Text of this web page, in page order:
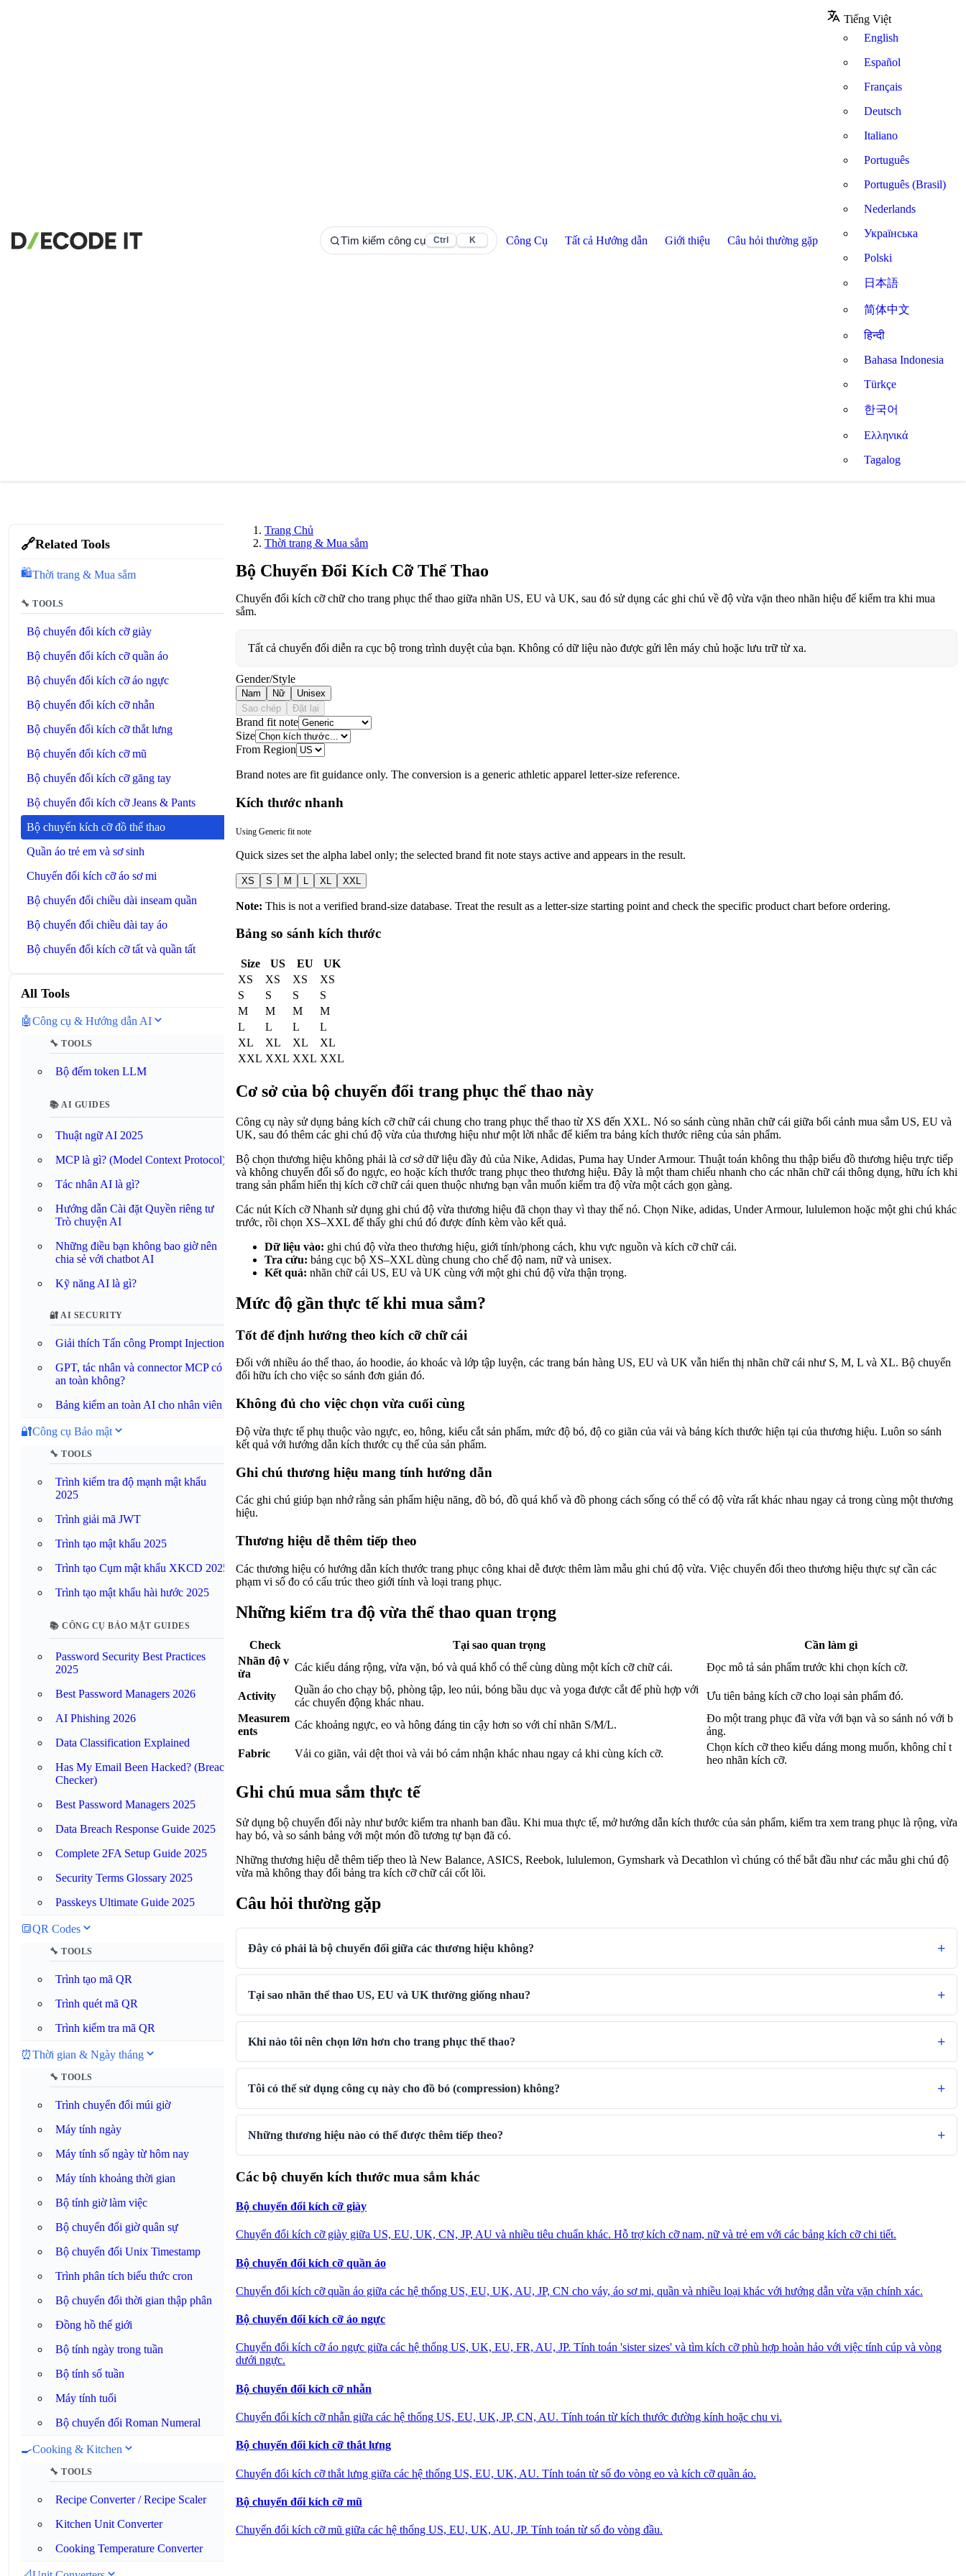
Tìm kiếm công cụ Ctrl K Công Cụ Tất cả Hướng dẫn Giới thiệu Câu hỏi thường gặp
Tiếng Việt
English
Español
Français
Deutsch
Italiano
Português
Português (Brasil)
Nederlands
Українська
Polski
日本語
简体中文
हिन्दी
Bahasa Indonesia
Türkçe
한국어
Ελληνικά
Tagalog
🔗Related Tools
🛍️Thời trang & Mua sắm
🔧 TOOLS
Bộ chuyển đổi kích cỡ giày
Bộ chuyển đổi kích cỡ quần áo
Bộ chuyển đổi kích cỡ áo ngực
Bộ chuyển đổi kích cỡ nhẫn
Bộ chuyển đổi kích cỡ thắt lưng
Bộ chuyển đổi kích cỡ mũ
Bộ chuyển đổi kích cỡ găng tay
Bộ chuyển đổi kích cỡ Jeans & Pants
Bộ chuyển kích cỡ đồ thể thao
Quần áo trẻ em và sơ sinh
Chuyển đổi kích cỡ áo sơ mi
Bộ chuyển đổi chiều dài inseam quần
Bộ chuyển đổi chiều dài tay áo
Bộ chuyển đổi kích cỡ tất và quần tất
All Tools
🤖Công cụ & Hướng dẫn AI
🔧 TOOLS
Bộ đếm token LLM
📚 AI GUIDES
Thuật ngữ AI 2025
MCP là gì? (Model Context Protocol)
Tác nhân AI là gì?
Hướng dẫn Cài đặt Quyền riêng tư
Trò chuyện AI
Những điều bạn không bao giờ nên
chia sẻ với chatbot AI
Kỹ năng AI là gì?
🔐 AI SECURITY
Giải thích Tấn công Prompt Injection
GPT, tác nhân và connector MCP có
an toàn không?
Bảng kiểm an toàn AI cho nhân viên
🔐Công cụ Bảo mật
🔧 TOOLS
Trình kiểm tra độ mạnh mật khẩu
2025
Trình giải mã JWT
Trình tạo mật khẩu 2025
Trình tạo Cụm mật khẩu XKCD 2025
Trình tạo mật khẩu hài hước 2025
📚 CÔNG CỤ BẢO MẬT GUIDES
Password Security Best Practices
2025
Best Password Managers 2026
AI Phishing 2026
Data Classification Explained
Has My Email Been Hacked? (Breach
Checker)
Best Password Managers 2025
Data Breach Response Guide 2025
Complete 2FA Setup Guide 2025
Security Terms Glossary 2025
Passkeys Ultimate Guide 2025
🔳QR Codes
🔧 TOOLS
Trình tạo mã QR
Trình quét mã QR
Trình kiểm tra mã QR
⏰Thời gian & Ngày tháng
🔧 TOOLS
Trình chuyển đổi múi giờ
Máy tính ngày
Máy tính số ngày từ hôm nay
Máy tính khoảng thời gian
Bộ tính giờ làm việc
Bộ chuyển đổi giờ quân sự
Bộ chuyển đổi Unix Timestamp
Trình phân tích biểu thức cron
Bộ chuyển đổi thời gian thập phân
Đồng hồ thế giới
Bộ tính ngày trong tuần
Bộ tính số tuần
Máy tính tuổi
Bộ chuyển đổi Roman Numeral
🍳Cooking & Kitchen
🔧 TOOLS
Recipe Converter / Recipe Scaler
Kitchen Unit Converter
Cooking Temperature Converter
Trang Chủ
Thời trang & Mua sắm
Bộ Chuyển Đổi Kích Cỡ Thể Thao
Chuyển đổi kích cỡ chữ cho trang phục thể thao giữa nhãn US, EU và UK, sau đó sử dụng các ghi chú về độ vừa vặn theo nhãn hiệu để kiểm tra khi mua
sắm.
Tất cả chuyển đổi diễn ra cục bộ trong trình duyệt của bạn. Không có dữ liệu nào được gửi lên máy chủ hoặc lưu trữ từ xa.
Gender/Style
Nam Nữ
Unisex
Sao chép
Đặt lại
Brand fit note
Size
From Region
Brand notes are fit guidance only. The conversion is a generic athletic apparel letter-size reference.
Kích thước nhanh
Using Generic fit note
Quick sizes set the alpha label only; the selected brand fit note stays active and appears in the result.
XS S M L XL XXL
Note: This is not a verified brand-size database. Treat the result as a letter-size starting point and check the specific product chart before ordering.
Bảng so sánh kích thước
Size US EU
UK
XS
XS XS
XS
S
S S
S
M
M M
M
L
L L
L
XL
XL XL
XL
XXL XXL XXL XXL
Cơ sở của bộ chuyển đổi trang phục thể thao này
Công cụ này sử dụng bảng kích cỡ chữ cái chung cho trang phục thể thao từ XS đến XXL. Nó so sánh cùng nhãn chữ cái giữa bối cảnh mua sắm US, EU và
UK, sau đó thêm các ghi chú độ vừa của thương hiệu như một lời nhắc để kiểm tra bảng kích thước riêng của sản phẩm.
Bộ chọn thương hiệu không phải là cơ sở dữ liệu đầy đủ của Nike, Adidas, Puma hay Under Armour. Thuật toán không thu thập biểu đồ thương hiệu trực tiếp
và không chuyển đổi số đo ngực, eo hoặc kích thước trang phục theo thương hiệu. Đây là một tham chiếu nhanh cho các nhãn chữ cái thông dụng, hữu ích khi
trang sản phẩm hiển thị kích cỡ chữ cái quen thuộc nhưng bạn vẫn muốn kiểm tra độ vừa một cách gọn gàng.
Các nút Kích cỡ Nhanh sử dụng ghi chú độ vừa thương hiệu đã chọn thay vì thay thế nó. Chọn Nike, adidas, Under Armour, lululemon hoặc một ghi chú khác
trước, rồi chọn XS–XXL để thấy ghi chú đó được đính kèm vào kết quả.
Dữ liệu vào: ghi chú độ vừa theo thương hiệu, giới tính/phong cách, khu vực nguồn và kích cỡ chữ cái.
Tra cứu: bảng cục bộ XS–XXL dùng chung cho chế độ nam, nữ và unisex.
Kết quả: nhãn chữ cái US, EU và UK cùng với một ghi chú độ vừa thận trọng.
Mức độ gần thực tế khi mua sắm?
Tốt để định hướng theo kích cỡ chữ cái
Đối với nhiều áo thể thao, áo hoodie, áo khoác và lớp tập luyện, các trang bán hàng US, EU và UK vẫn hiển thị nhãn chữ cái như S, M, L và XL. Bộ chuyển
đổi hữu ích cho việc so sánh đơn giản đó.
Không đủ cho việc chọn vừa cuối cùng
Độ vừa thực tế phụ thuộc vào ngực, eo, hông, kiểu cắt sản phẩm, mức độ bó, độ co giãn của vải và bảng kích thước hiện tại của thương hiệu. Luôn so sánh
kết quả với hướng dẫn kích thước cụ thể của sản phẩm.
Ghi chú thương hiệu mang tính hướng dẫn
Các ghi chú giúp bạn nhớ rằng sản phẩm hiệu năng, đồ bó, đồ quá khổ và đồ phong cách sống có thể có độ vừa rất khác nhau ngay cả trong cùng một thương
hiệu.
Thương hiệu dễ thêm tiếp theo
Các thương hiệu có hướng dẫn kích thước trang phục công khai dễ được thêm làm mẫu ghi chú độ vừa. Việc chuyển đổi theo thương hiệu thực sự cần các
phạm vi số đo có cấu trúc theo giới tính và loại trang phục.
Những kiểm tra độ vừa thể thao quan trọng
Check Tại sao quan trọng
Cần làm gì
Nhãn độ v
ừa
Các kiểu dáng rộng, vừa vặn, bó và quá khổ có thể cùng dùng một kích cỡ chữ cái. Đọc mô tả sản phẩm trước khi chọn kích cỡ.
Activity
Quần áo cho chạy bộ, phòng tập, leo núi, bóng bầu dục và yoga được cắt để phù hợp với
các chuyển động khác nhau.
Ưu tiên bảng kích cỡ cho loại sản phẩm đó.
Measurem
ents
Các khoảng ngực, eo và hông đáng tin cậy hơn so với chỉ nhãn S/M/L.
Đo một trang phục đã vừa với bạn và so sánh nó với b
ảng.
Fabric
Vải co giãn, vải dệt thoi và vải bó cảm nhận khác nhau ngay cả khi cùng kích cỡ.
Chọn kích cỡ theo kiểu dáng mong muốn, không chỉ t
heo nhãn kích cỡ.
Ghi chú mua sắm thực tế
Sử dụng bộ chuyển đổi này như bước kiểm tra nhanh ban đầu. Khi mua thực tế, mở hướng dẫn kích thước của sản phẩm, kiểm tra xem trang phục là rộng, vừa
hay bó, và so sánh bảng với một món đồ tương tự bạn đã có.
Những thương hiệu dễ thêm tiếp theo là New Balance, ASICS, Reebok, lululemon, Gymshark và Decathlon vì chúng có thể bắt đầu như các mẫu ghi chú độ
vừa mà không thay đổi bảng tra kích cỡ chữ cái cốt lõi.
Câu hỏi thường gặp
Đây có phải là bộ chuyển đổi giữa các thương hiệu không?
Tại sao nhãn thể thao US, EU và UK thường giống nhau?
Khi nào tôi nên chọn lớn hơn cho trang phục thể thao?
Tôi có thể sử dụng công cụ này cho đồ bó (compression) không?
Những thương hiệu nào có thể được thêm tiếp theo?
Các bộ chuyển kích thước mua sắm khác
Bộ chuyển đổi kích cỡ giày
Chuyển đổi kích cỡ giày giữa US, EU, UK, CN, JP, AU và nhiều tiêu chuẩn khác. Hỗ trợ kích cỡ nam, nữ và trẻ em với các bảng kích cỡ chi tiết.
Bộ chuyển đổi kích cỡ quần áo
Chuyển đổi kích cỡ quần áo giữa các hệ thống US, EU, UK, AU, JP, CN cho váy, áo sơ mi, quần và nhiều loại khác với hướng dẫn vừa vặn chính xác.
Bộ chuyển đổi kích cỡ áo ngực
Chuyển đổi kích cỡ áo ngực giữa các hệ thống US, UK, EU, FR, AU, JP. Tính toán 'sister sizes' và tìm kích cỡ phù hợp hoàn hảo với việc tính cúp và vòng
dưới ngực.
Bộ chuyển đổi kích cỡ nhẫn
Chuyển đổi kích cỡ nhẫn giữa các hệ thống US, EU, UK, JP, CN, AU. Tính toán từ kích thước đường kính hoặc chu vi.
Bộ chuyển đổi kích cỡ thắt lưng
Chuyển đổi kích cỡ thắt lưng giữa các hệ thống US, EU, UK, AU. Tính toán từ số đo vòng eo và kích cỡ quần áo.
Bộ chuyển đổi kích cỡ mũ
Chuyển đổi kích cỡ mũ giữa các hệ thống US, EU, UK, AU, JP. Tính toán từ số đo vòng đầu.